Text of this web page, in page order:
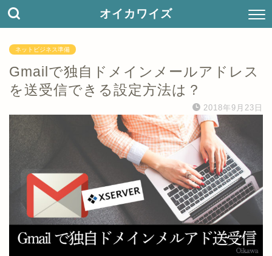
オイカワイズ
ネットビジネス準備
Gmailで独自ドメインメールアドレス
を送受信できる設定方法は？
2018年9月23日